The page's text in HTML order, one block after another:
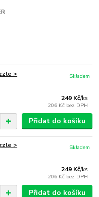
>
249 Kč/ks
206 Kč bez DPH
Skladem
Přidat do košíku
>
249 Kč/ks
206 Kč bez DPH
Skladem
Přidat do košíku